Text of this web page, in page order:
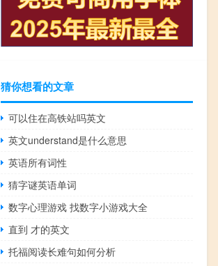
猜你想看的文章
可以住在高铁站吗英文
英文understand是什么意思
英语所有词性
猜字谜英语单词
数字心理游戏 找数字小游戏大全
直到 才的英文
托福阅读长难句如何分析